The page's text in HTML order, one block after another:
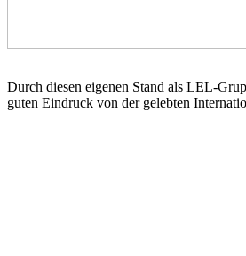
Durch diesen eigenen Stand als LEL-
guten Eindruck von der gelebten